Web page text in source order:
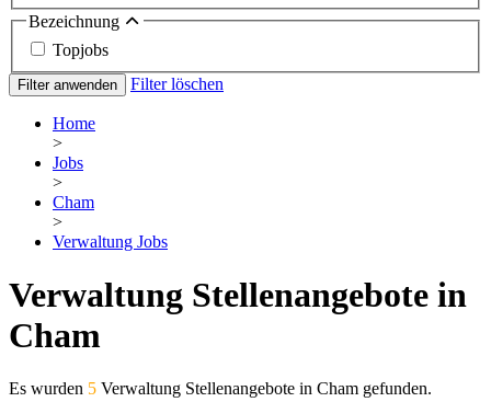
Bezeichnung
Topjobs
Filter anwenden Filter löschen
Home
>
Jobs
>
Cham
>
Verwaltung Jobs
Verwaltung Stellenangebote in
Cham
Es wurden 5 Verwaltung Stellenangebote in Cham gefunden.